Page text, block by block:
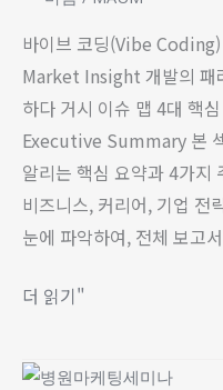
달
려
온
나
의
변
화
기
바이브 코딩(Vibe
Market Insight 개발의 패
하다 거시 이슈 맵 4대 핵
Executive Summary 본
알리는 핵심 요약과 4가지
비즈니스, 커리어, 기업 전
눈에 파악하여, 전체 보고
딩
거
시
이
슈
맵
보
고
더 읽기"
월